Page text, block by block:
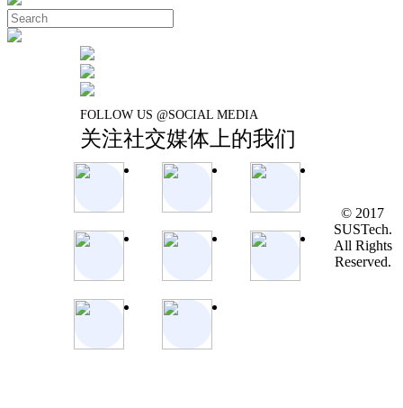
FOLLOW US @SOCIAL MEDIA
关注社交媒体上的我们
© 2017
SUSTech.
All Rights
Reserved.